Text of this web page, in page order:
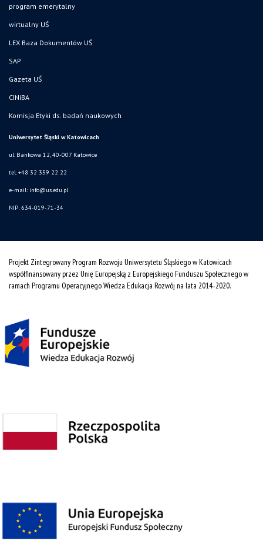
program emerytalny
wirtualny UŚ
LEX Baza Dokumentów UŚ
SAP
Gazeta UŚ
CINiBA
Komisja Etyki ds. badań naukowych
Uniwersytet Śląski w Katowicach
ul. Bankowa 12, 40-007 Katowice
tel. +48 32 359 22 22
e-mail: info@us.edu.pl
NIP: 634-019-71-34
Projekt Zintegrowany Program Rozwoju Uniwersytetu Śląskiego w Katowicach
współfinansowany przez Unię Europejską z Europejskiego Funduszu Społecznego w
ramach Programu Operacyjnego Wiedza Edukacja Rozwój na lata 2014˗2020.